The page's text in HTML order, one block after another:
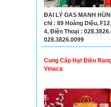
ĐẠI LÝ GAS MẠNH
chỉ : 89 Hoàng Diệu,
4, Điện Thoại :
028.3826.0099
Cung Cấp Hạt Điều
Vinaca